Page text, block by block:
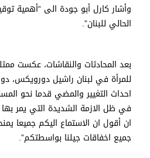
وأشار كارل أبو جودة الى “أهمية
الحالي للبنان”.
بعد المحادثات والنقاشات، عكست
للمرأة في لبنان راشيل دورويكس،
احداث التغيير والمضي قدما نحو
في ظل الازمة الشديدة التي يمر بها
ان أقول ان الاستماع اليكم جميعا
جميع اخفاقات جيلنا بواسطتكم”.